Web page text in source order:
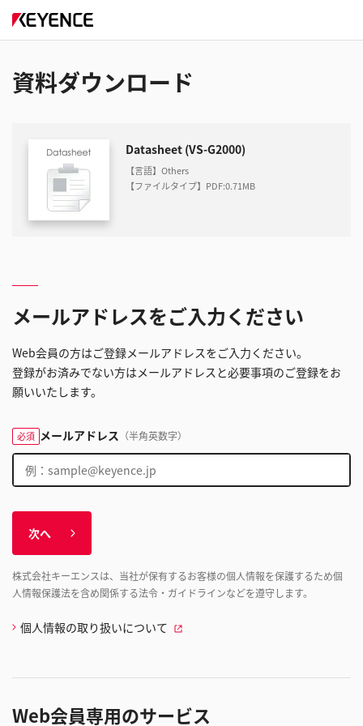
資料ダウンロード
Datasheet (VS-G2000)
【言語】Others
【ファイルタイプ】PDF:0.71MB
メールアドレスをご入力ください
Web会員の方はご登録メールアドレスをご入力ください。
登録がお済みでない方はメールアドレスと必要事項のご登録をお
願いいたします。
必須 メールアドレス （半角英数字）
次へ
株式会社キーエンスは、当社が保有するお客様の個人情報を保護するため個
人情報保護法を含め関係する法令・ガイドラインなどを遵守します。
個人情報の取り扱いについて
Web会員専用のサービス